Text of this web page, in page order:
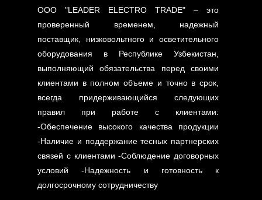
ООО "LEADER ELECTRO TRADE" – это
проверенный временем, надежный
поставщик, низковольтного и осветительного
оборудования в Республике Узбекистан,
выполняющий обязательства перед своими
клиентами в полном объеме и точно в срок,
всегда придерживающийся следующих
правил при работе с клиентами:
-Обеспечение высокого качества продукции
-Наличие и поддержание тесных партнерских
связей с клиентами -Соблюдение договорных
условий -Надежность и готовность к
долгосрочному сотрудничеству